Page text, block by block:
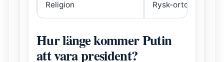
Religion Rysk-ortodox
Hur länge kommer Putin
att vara president?